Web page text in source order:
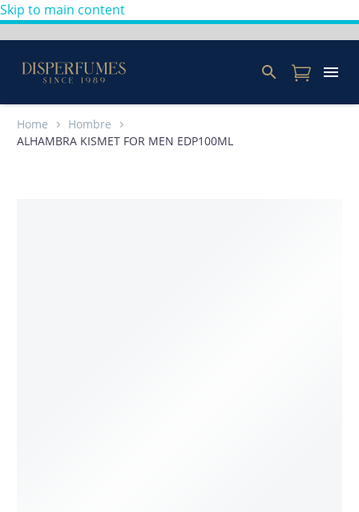
Skip to main content
Home
Hombre
ALHAMBRA KISMET FOR MEN EDP100ML